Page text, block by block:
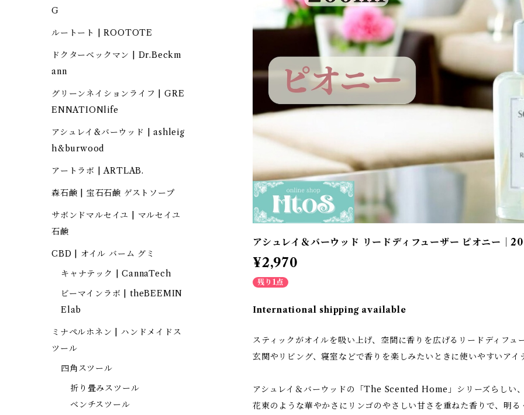
アシュレイ＆バーウッド リードディフューザー ピオニー｜
¥2,970
残り1点
International shipping available
スティックがオイルを吸い上げ、空間に香りを広げるリードディフ
玄関やリビング、寝室などで香りを楽しみたいときに使いやすいアイ
アシュレイ＆バーウッドの「The Scented Home」シリーズらしい
花束のような華やかさにリンゴのやさしい甘さを重ねた香りで、明
G
ルートート | ROOTOTE
ドクターベックマン | Dr.Beckm
ann
グリーンネイションライフ | GRE
ENNATIONlife
アシュレイ&バーウッド | ashleig
h&burwood
アートラボ | ARTLAB.
森石鹸 | 宝石石鹸 ゲストソープ
サボンドマルセイユ | マルセイユ
石鹸
CBD | オイル バーム グミ
キャナテック | CannaTech
ビーマインラボ | theBEEMIN
Elab
ミナペルホネン | ハンドメイドス
ツール
四角スツール
折り畳みスツール
ベンチスツール